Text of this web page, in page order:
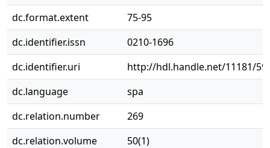
dc.format.extent
75-95
dc.identifier.issn
0210-1696
dc.identifier.uri
http://hdl.handle.net/11181/
dc.language
spa
dc.relation.number
269
dc.relation.volume
50(1)